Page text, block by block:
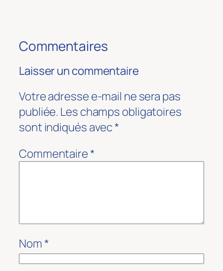
Commentaires
Laisser un commentaire
Votre adresse e-mail ne sera pas
publiée.Les champs obligatoires
sont indiqués avec*
Commentaire*
Nom*